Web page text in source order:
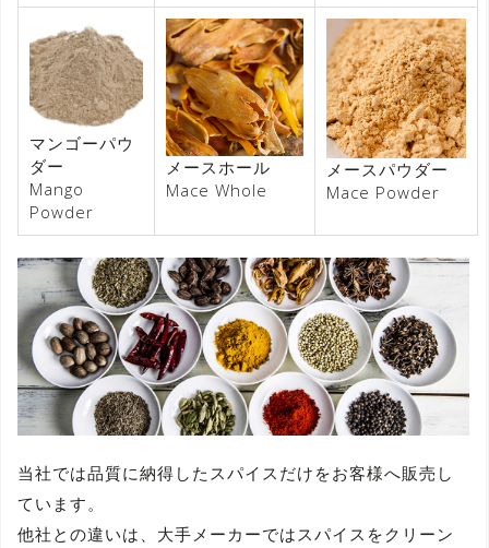
マンゴーパウ
ダー
Mango
Powder
メースホール
Mace Whole
メースパウダー
Mace Powder
当社では品質に納得したスパイスだけをお客様へ販売し
ています。
他社との違いは、大手メーカーではスパイスをクリーン